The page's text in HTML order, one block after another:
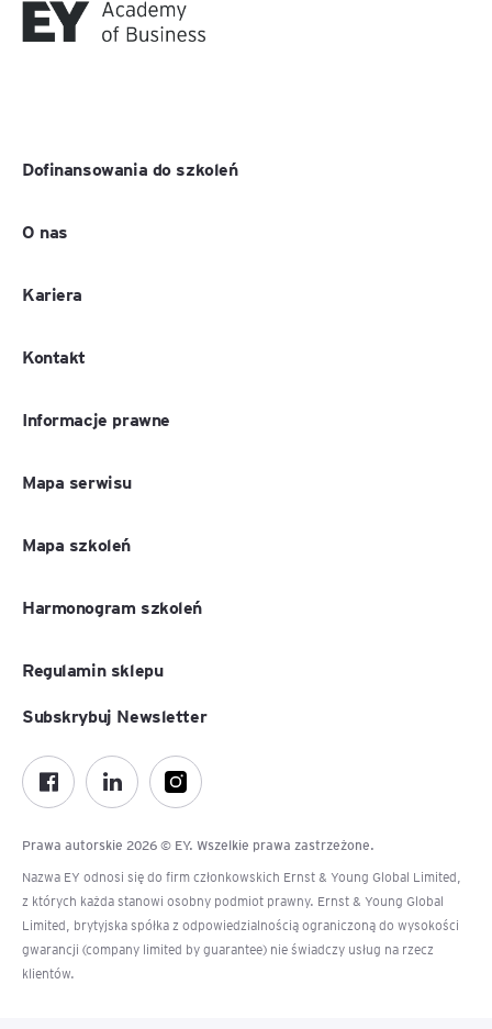
Dofinansowania do szkoleń
O nas
Kariera
Kontakt
Informacje prawne
Mapa serwisu
Mapa szkoleń
Harmonogram szkoleń
Regulamin sklepu
Prawa autorskie 2026 © EY. Wszelkie prawa zastrzeżone.
Nazwa EY odnosi się do firm członkowskich Ernst & Young Global Limited,
z których każda stanowi osobny podmiot prawny. Ernst & Young Global
Limited, brytyjska spółka z odpowiedzialnością ograniczoną do wysokości
gwarancji (company limited by guarantee) nie świadczy usług na rzecz
klientów.
Subskrybuj Newsletter